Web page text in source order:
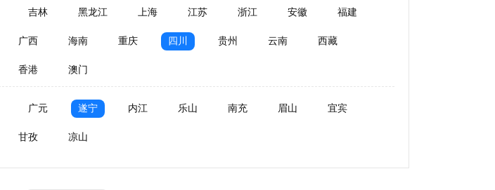
吉林 黑龙江 上海 江苏 浙江 安徽 福建
广西 海南 重庆 四川 贵州 云南 西藏
香港 澳门
广元 遂宁 内江 乐山 南充 眉山 宜宾
甘孜 凉山